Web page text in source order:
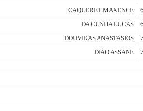
CAQUERET MAXENCE
DA CUNHA LUCAS
DOUVIKAS ANASTASIOS
DIAO ASSANE